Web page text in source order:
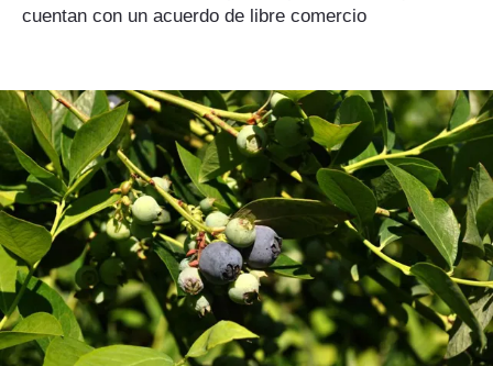
Maquinaria agrícola
Regionales
Clima
Agronegocios
Mercados
Seguinos
cuentan con un acuerdo de libre comercio